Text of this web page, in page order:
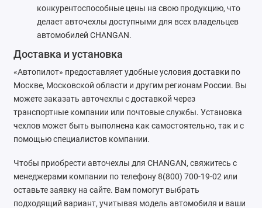
конкурентоспособные цены на свою продукцию, что
делает авточехлы доступными для всех владельцев
автомобилей CHANGAN.
Доставка и установка
«Автопилот» предоставляет удобные условия доставки по
Москве, Московской области и другим регионам России. Вы
можете заказать авточехлы с доставкой через
транспортные компании или почтовые службы. Установка
чехлов может быть выполнена как самостоятельно, так и с
помощью специалистов компании.
Чтобы приобрести авточехлы для CHANGAN, свяжитесь с
менеджерами компании по телефону 8(800) 700-19-02 или
оставьте заявку на сайте. Вам помогут выбрать
подходящий вариант, учитывая модель автомобиля и ваши